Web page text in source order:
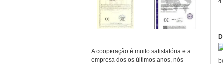
A cooperação é muito satisfatória e a
empresa dos os últimos anos, nós